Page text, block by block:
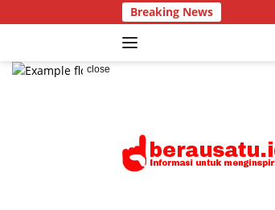
to
Breaking News
close